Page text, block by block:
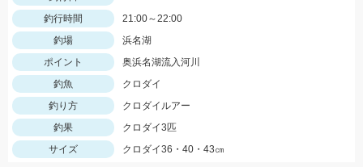
釣行時間
21:00～22:00
釣場
浜名湖
ポイント
奥浜名湖流入河川
釣魚
クロダイ
釣り方
クロダイルアー
釣果
クロダイ3匹
サイズ
クロダイ36・40・43㎝